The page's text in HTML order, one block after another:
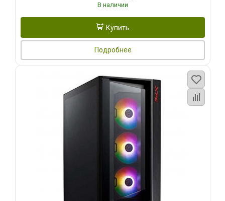
В наличии
Купить
Подробнее